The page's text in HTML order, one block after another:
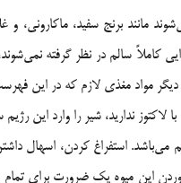
مانند برنج سفید، ماکارونی،
کاملاً سالم در نظر گرفته
مواد مغذی لازم که در این
لاکتوز ندارید، شیر را وارد این
این میوه یک ضرورت برای تمام